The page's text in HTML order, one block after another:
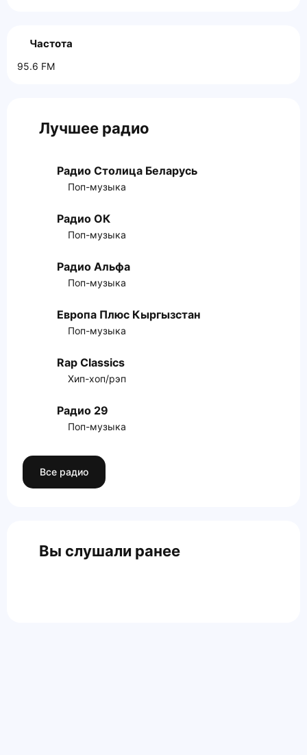
Частота
95.6 FM
Лучшее радио
Радио Столица Беларусь
Поп-музыка
Радио ОК
Поп-музыка
Радио Альфа
Поп-музыка
Европа Плюс Кыргызстан
Поп-музыка
Rap Classics
Хип-хоп/рэп
Радио 29
Поп-музыка
Все радио
Вы слушали ранее